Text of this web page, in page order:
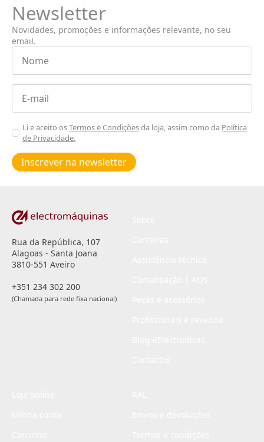
Newsletter
Novidades, promoções e informações relevante, no seu
email.
Nome
Email
Aceitar
Poiticas
de
privacidade
Li e aceito osTermos e Condiçõesda loja, assim como da Política
de Privacidade.
Inscrever na newsletter
Rua da República, 107
Alagoas - Santa Joana
3810-551 Aveiro
+351 234 302 200
(Chamada para rede fixa nacional)